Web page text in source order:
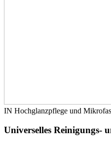
IN Hochglanzpflege und
Universelles Reinigungs-